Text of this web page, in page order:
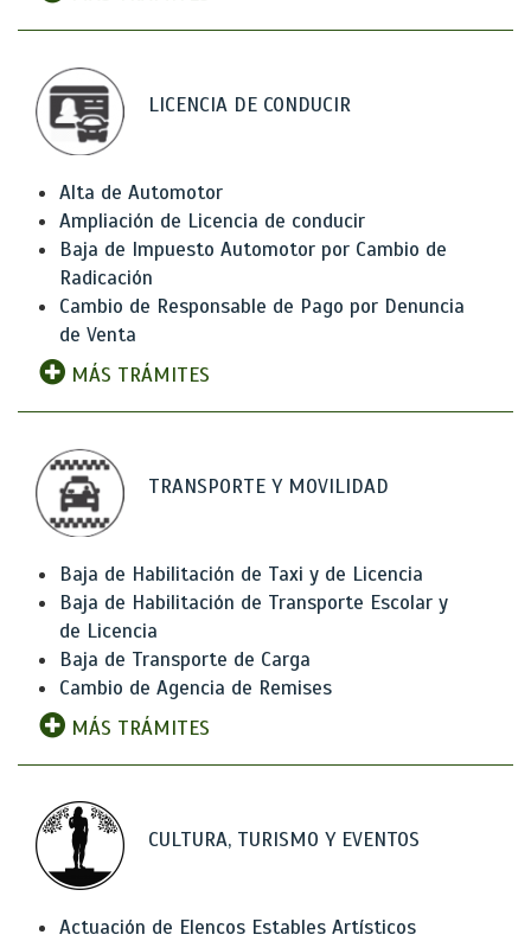
LICENCIA DE CONDUCIR
Alta de Automotor
Ampliación de Licencia de conducir
Baja de Impuesto Automotor por Cambio de
Radicación
Cambio de Responsable de Pago por Denuncia
de Venta
MÁS TRÁMITES
TRANSPORTE Y MOVILIDAD
Baja de Habilitación de Taxi y de Licencia
Baja de Habilitación de Transporte Escolar y
de Licencia
Baja de Transporte de Carga
Cambio de Agencia de Remises
MÁS TRÁMITES
CULTURA, TURISMO Y EVENTOS
Actuación de Elencos Estables Artísticos